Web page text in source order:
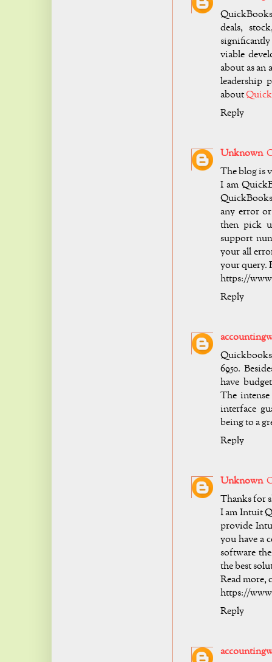
deals,
viable
about as an
leadership
about
Reply
Unknown
The blog is
I am
any error
then pick
support
your all
your query.
https://
Reply
6950.
have
The
interface
being to a
Reply
Unknown
Thanks for
I am Intuit
provide
you have a
software
the best
Read more,
https://
Reply